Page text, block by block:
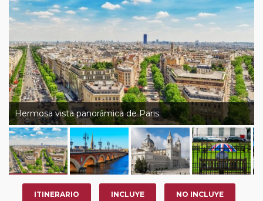
su viaje, en la ciudad que desee por período de 1, 3, 4 o
7 noches según circuito y fechas de salida. Es
fundamental que el circuito tenga salida posterior a la
fecha escogida y permita la salida deseada. El
suplemento por parada efectuada es de 40 Euros/52
Dólares por persona. Si la parada se realiza para tomar
otro circuito del mismo proveedor no se abonará este
suplemento.
Hermosa vista panorámica de Paris.
ITINERARIO INCLUYE NO INCLUYE